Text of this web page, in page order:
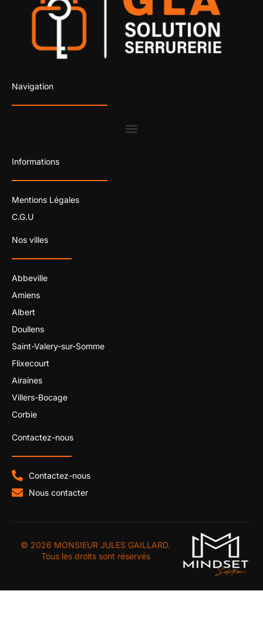
Navigation
Informations
Mentions Légales
C.G.U
Nos villes
Abbeville
Amiens
Albert
Doullens
Saint-Valery-sur-Somme
Flixecourt
Airaines
Villers-Bocage
Corbie
Contactez-nous
Contactez-nous
Nous contacter
© 2026 MONSIEUR JULES GAILLARD.
Tous les droits sont réservés